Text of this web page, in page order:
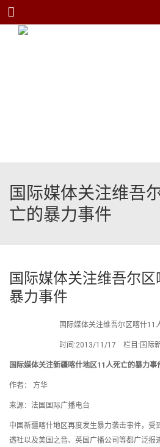
Menu
国际媒体关注维吾
亡的暴力事件
国际媒体关注维吾尔
暴力事件
国际媒体关注维吾尔区喀什11
时间:2013/11/17 栏目:国际
国际媒体关注新疆喀什地区11人死亡的暴力事
作者： 方华
来源：法国国际广播电台
中国新疆喀什地区再度发生暴力袭击事件，受
透社以及美国之音、英国广播公司等都广泛报